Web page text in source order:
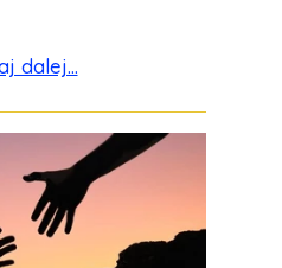
dalej...